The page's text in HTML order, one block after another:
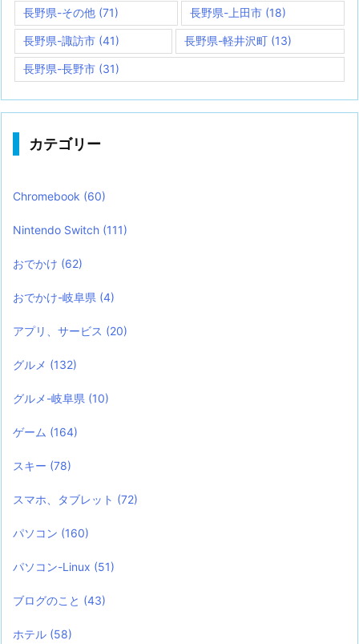
長野県-その他 (71) 長野県-上田市(18)
長野県-諏訪市 (41) 長野県-軽井沢町 (13)
長野県-長野市 (31)
カテゴリー
Chromebook (60)
Nintendo Switch (111)
おでかけ (62)
おでかけ-岐阜県 (4)
アプリ、サービス (20)
グルメ (132)
グルメ-岐阜県 (10)
ゲーム (164)
スキー (78)
スマホ、タブレット (72)
パソコン (160)
パソコン-Linux (51)
ブログのこと (43)
ホテル (58)